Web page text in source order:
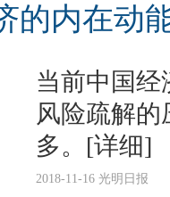
的内在动
当前中国
风险疏解
多。 [详细]
2018-11-16 光明日报